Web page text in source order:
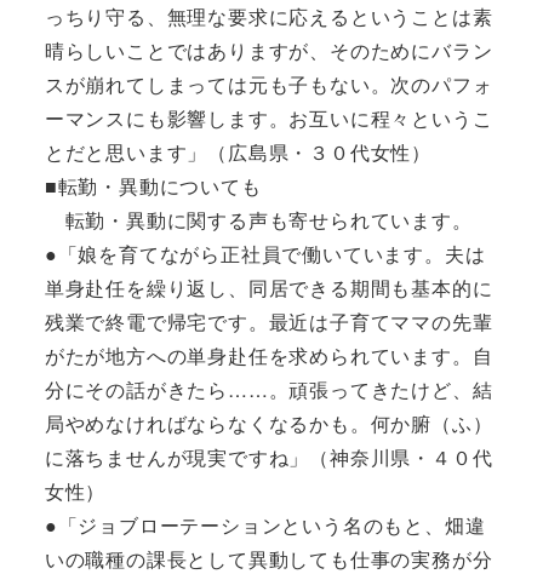
っちり守る、無理な要求に応えるということは素
晴らしいことではありますが、そのためにバラン
スが崩れてしまっては元も子もない。次のパフォ
ーマンスにも影響します。お互いに程々というこ
とだと思います」（広島県・３０代女性）
■転勤・異動についても
転勤・異動に関する声も寄せられています。
●「娘を育てながら正社員で働いています。夫は
単身赴任を繰り返し、同居できる期間も基本的に
残業で終電で帰宅です。最近は子育てママの先輩
がたが地方への単身赴任を求められています。自
分にその話がきたら……。頑張ってきたけど、結
局やめなければならなくなるかも。何か腑（ふ）
に落ちませんが現実ですね」（神奈川県・４０代
女性）
●「ジョブローテーションという名のもと、畑違
いの職種の課長として異動しても仕事の実務が分